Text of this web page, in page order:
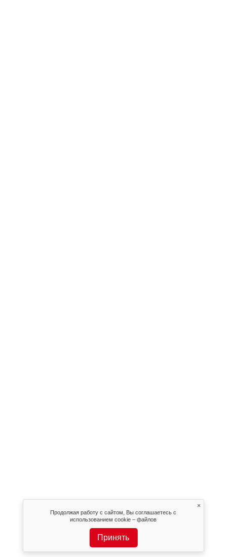
Продолжая работу с сайтом, Вы соглашаетесь с
использованием cookie – файлов
Принять
×